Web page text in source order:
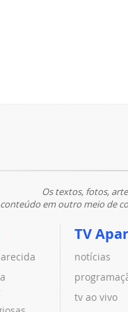
Os textos, fotos,
em outro meio de
TV
notícias
tv ao vivo